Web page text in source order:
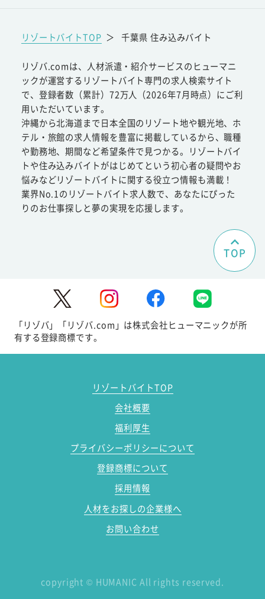
リゾートバイトTOP ＞ 千葉県 住み込みバイト
リゾバ.comは、人材派遣・紹介サービスのヒューマニ
ックが運営するリゾートバイト専門の求人検索サイト
で、登録者数（累計）72万人（2026年7月時点）にご利
用いただいています。
沖縄から北海道まで日本全国のリゾート地や観光地、ホ
テル・旅館の求人情報を豊富に掲載しているから、職種
や勤務地、期間など希望条件で見つかる。リゾートバイ
トや住み込みバイトがはじめてという初心者の疑問やお
悩みなどリゾートバイトに関する役立つ情報も満載！
業界No.1のリゾートバイト求人数で、あなたにぴった
りのお仕事探しと夢の実現を応援します。
TOP
「リゾバ」「リゾバ.com」は株式会社ヒューマニックが所
有する登録商標です。
リゾートバイトTOP
会社概要
福利厚生
プライバシーポリシーについて
登録商標について
採用情報
人材をお探しの企業様へ
お問い合わせ
copyright © HUMANIC All rights reserved.